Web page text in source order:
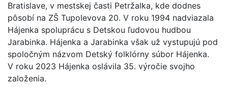
Bratislave, v mestskej časti Petržalka, kde dodnes
pôsobí na ZŠ Tupolevova 20. V roku 1994 nadviazala
Hájenka spoluprácu s Detskou ľudovou hudbou
Jarabinka. Hájenka a Jarabinka však už vystupujú pod
spoločným názvom Detský folklórny súbor Hájenka.
V roku 2023 Hájenka oslávila 35. výročie svojho
založenia.